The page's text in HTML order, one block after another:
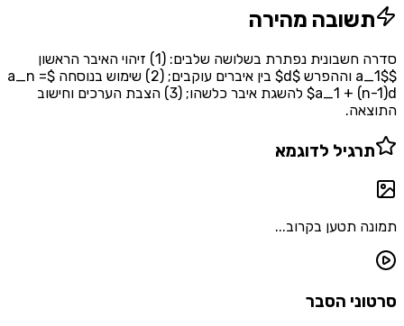
מהירה
סדרה חשבונית נפתרת בשלושה שלבים: (1) זיהוי האיבר הראשון
$a_1$ וההפרש $d$ בין איברים עוקבים; (2) שימוש בנוסחה $a_n =
a_1 + (n-1)d$ להשגת איבר כלשהו; (3) הצבת הערכים וחישוב
לדוגמא
תטען בקרוב...
הסבר